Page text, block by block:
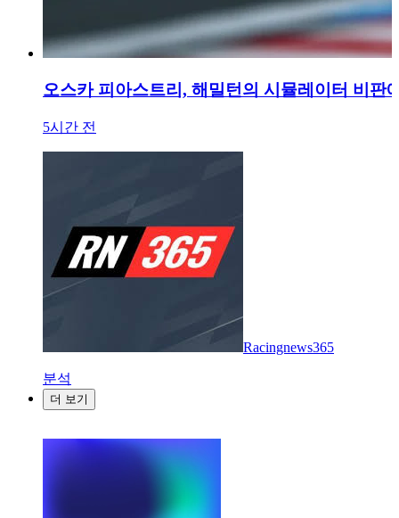
오스카 피아스트리, 해밀턴의 시뮬레이터 비판
5시간 전
Racingnews365
분석
더 보기